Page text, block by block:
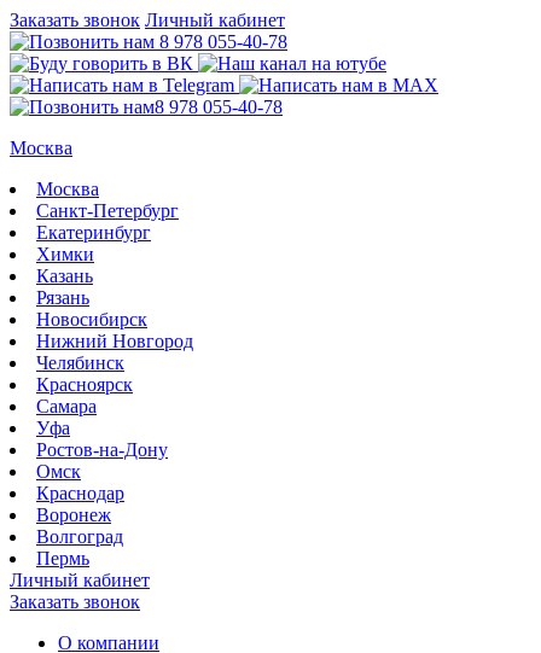
Заказать звонок Личный кабинет
8 978 055-40-78
8 978 055-40-78
Москва
Москва
Санкт-Петербург
Екатеринбург
Химки
Казань
Рязань
Новосибирск
Нижний Новгород
Челябинск
Красноярск
Самара
Уфа
Ростов-на-Дону
Омск
Краснодар
Воронеж
Волгоград
Пермь
Личный кабинет
Заказать звонок
О компании